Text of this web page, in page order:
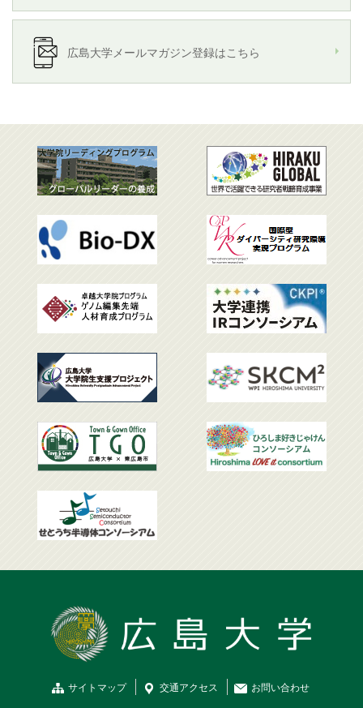
広島大学メールマガジン登録はこちら
サイトマップ 交通アクセス お問い合わせ